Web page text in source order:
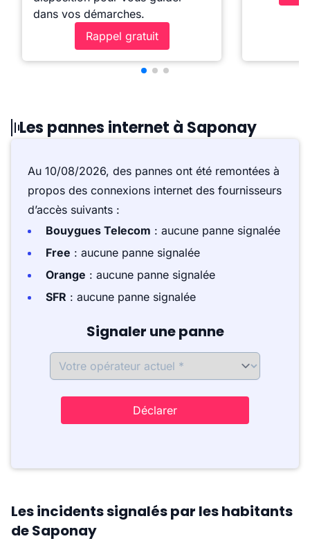
dans vos démarches.
Rappel gratuit
Les pannes internet à Saponay
Au 10/08/2026, des pannes ont été remontées à
propos des connexions internet des fournisseurs
d’accès suivants :
Bouygues Telecom : aucune panne signalée
Free : aucune panne signalée
Orange : aucune panne signalée
SFR : aucune panne signalée
Signaler une panne
Déclarer
Les incidents signalés par les habitants
de Saponay